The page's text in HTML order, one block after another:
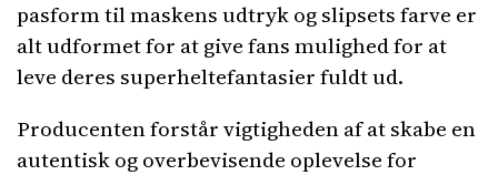
pasform til maskens udtryk og slipsets farve er
alt udformet for at give fans mulighed for at
leve deres superheltefantasier fuldt ud.
Producenten forstår vigtigheden af at skabe en
autentisk og overbevisende oplevelse for